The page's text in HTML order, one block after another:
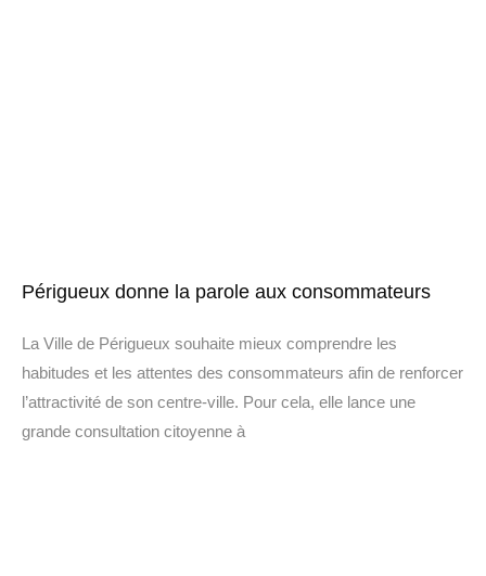
Périgueux donne la parole aux consommateurs
La Ville de Périgueux souhaite mieux comprendre les
habitudes et les attentes des consommateurs afin de renforcer
l’attractivité de son centre-ville. Pour cela, elle lance une
grande consultation citoyenne à